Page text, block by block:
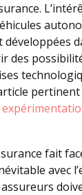
développées
des
fait
avec
assureurs